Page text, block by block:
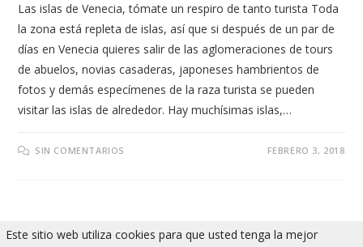
Las islas de Venecia, tómate un respiro de tanto turista Toda
la zona está repleta de islas, así que si después de un par de
días en Venecia quieres salir de las aglomeraciones de tours
de abuelos, novias casaderas, japoneses hambrientos de
fotos y demás especímenes de la raza turista se pueden
visitar las islas de alrededor. Hay muchísimas islas,…
SIN COMENTARIOS FEBRERO 3, 2018
Este sitio web utiliza cookies para que usted tenga la mejor